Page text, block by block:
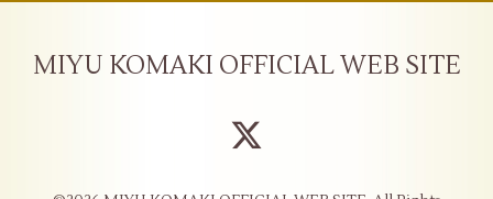
MIYU KOMAKI OFFICIAL WEB SITE